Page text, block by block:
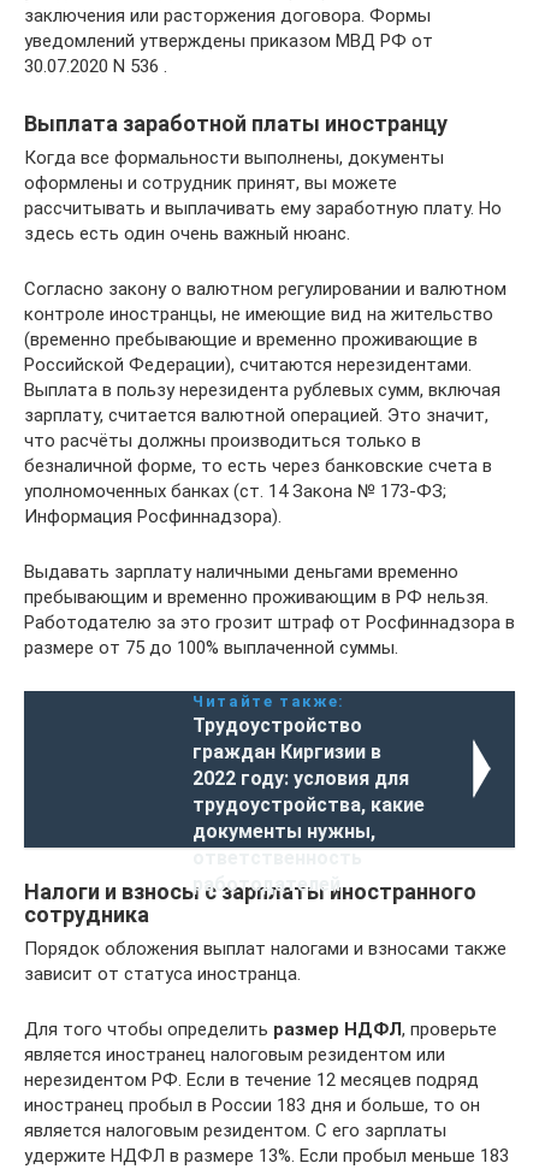
заключения или расторжения договора. Формы
уведомлений утверждены приказом МВД РФ от
30.07.2020 N 536 .
Выплата заработной платы иностранцу
Когда все формальности выполнены, документы
оформлены и сотрудник принят, вы можете
рассчитывать и выплачивать ему заработную плату. Но
здесь есть один очень важный нюанс.
Согласно закону о валютном регулировании и валютном
контроле иностранцы, не имеющие вид на жительство
(временно пребывающие и временно проживающие в
Российской Федерации), считаются нерезидентами.
Выплата в пользу нерезидента рублевых сумм, включая
зарплату, считается валютной операцией. Это значит,
что расчёты должны производиться только в
безналичной форме, то есть через банковские счета в
уполномоченных банках (ст. 14 Закона № 173-ФЗ;
Информация Росфиннадзора).
Выдавать зарплату наличными деньгами временно
пребывающим и временно проживающим в РФ нельзя.
Работодателю за это грозит штраф от Росфиннадзора в
размере от 75 до 100% выплаченной суммы.
Читайте также:
Трудоустройство
граждан Киргизии в
2022 году: условия для
трудоустройства, какие
документы нужны,
работодателей
Налоги и взносы с зарплаты иностранного
сотрудника
Порядок обложения выплат налогами и взносами также
зависит от статуса иностранца.
Для того чтобы определить размер НДФЛ, проверьте
является иностранец налоговым резидентом или
нерезидентом РФ. Если в течение 12 месяцев подряд
иностранец пробыл в России 183 дня и больше, то он
является налоговым резидентом. С его зарплаты
удержите НДФЛ в размере 13%. Если пробыл меньше 183